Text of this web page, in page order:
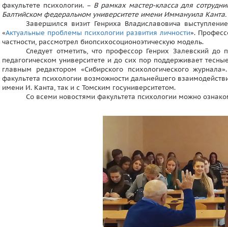
факультете психологии. – В рамках мастер-класса для
Балтийском федеральном университете имени Иммануила Канта.
Завершился визит Генриха Владиславовича
«Актуальные проблемы психологии развития личности».
частности, рассмотрел биопсихосоционоэтическую модель.
Следует отметить, что профессор Генрих Залевский
педагогическом университете и до сих пор поддерживает
главным редактором «Сибирского психологического
факультета психологии возможности дальнейшего
имени И. Канта, так и с Томским госуниверситетом.
Со всеми новостями факультета психологии можно